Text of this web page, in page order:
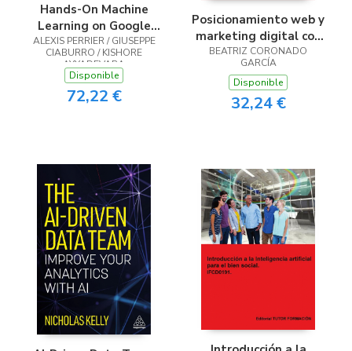
Hands-On Machine
Learning on Google
Cloud Platform
ALEXIS PERRIER / GIUSEPPE
CIABURRO / KISHORE
AYYADEVARA
Disponible
72,22 €
Posicionamiento web y
marketing digital con
inteligencia artificial.
IFCT0234.
BEATRIZ CORONADO
GARCÍA
Disponible
32,24 €